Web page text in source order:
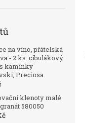
na víno, přátelská
- 2 ks. cibulákový
kamínky
Preciosa
klenoty malé
580050